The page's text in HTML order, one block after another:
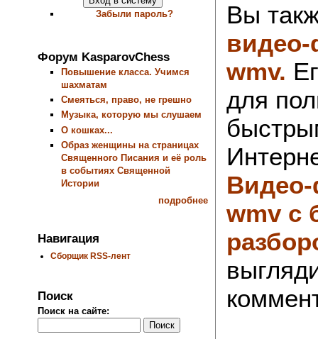
Забыли пароль?
Форум KasparovChess
Повышение класса. Учимся
шахматам
Смеяться, право, не грешно
Музыка, которую мы слушаем
О кошках...
Образ женщины на страницах
Священного Писания и её роль
в событиях Священной
Истории
подробнее
Навигация
Сборщик RSS-лент
Поиск
Поиск на сайте:
Вы
wmv.
для
wmv с